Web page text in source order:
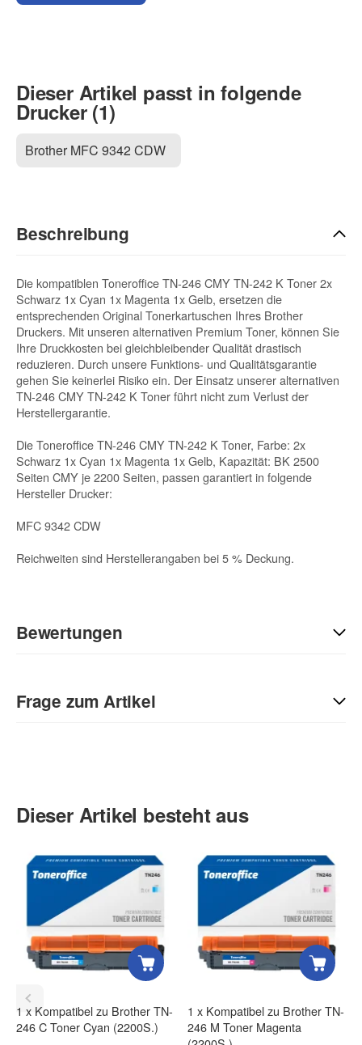
Dieser Artikel passt in folgende
Drucker (1)
Brother MFC 9342 CDW
Beschreibung
Die kompatiblen Toneroffice TN-246 CMY TN-242 K Toner 2x
Schwarz 1x Cyan 1x Magenta 1x Gelb, ersetzen die
entsprechenden Original Tonerkartuschen Ihres Brother
Druckers. Mit unseren alternativen Premium Toner, können Sie
Ihre Druckkosten bei gleichbleibender Qualität drastisch
reduzieren. Durch unsere Funktions- und Qualitätsgarantie
gehen Sie keinerlei Risiko ein. Der Einsatz unserer alternativen
TN-246 CMY TN-242 K Toner führt nicht zum Verlust der
Herstellergarantie.
Die Toneroffice TN-246 CMY TN-242 K Toner, Farbe: 2x
Schwarz 1x Cyan 1x Magenta 1x Gelb, Kapazität: BK 2500
Seiten CMY je 2200 Seiten, passen garantiert in folgende
Hersteller Drucker:
MFC 9342 CDW
Reichweiten sind Herstellerangaben bei 5 % Deckung.
Bewertungen
Sie Anderen bei der Kaufentscheidung:
Frage zum Artikel
Vorname
Nachname
Dieser Artikel besteht aus
1 x Kompatibel zu Brother TN-
246 C Toner Cyan (2200S.)
1 x Kompatibel zu Brother TN-
246 M Toner Magenta